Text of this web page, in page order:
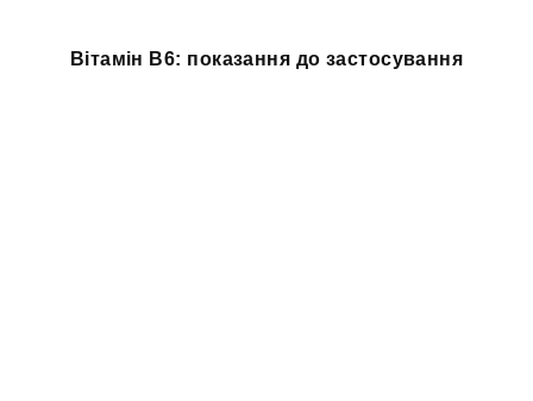
Вітамін B6: показання до застосування